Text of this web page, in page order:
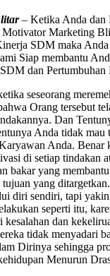
– Ketika Anda dan
Motivator Marketing
SDM maka Anda
Siap membantu
dan Pertumbuhan
seseorang
Orang tersebut
Dan
Anda tidak mau
Anda. Benar
di setiap tindakan
bakar yang
yang
diri sendiri, tapi
seperti itu,
kesalahan dan
tidak menyadari
Dirinya sehingga
Menurun